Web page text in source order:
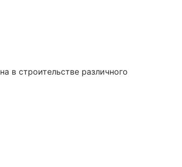
в строительстве различного